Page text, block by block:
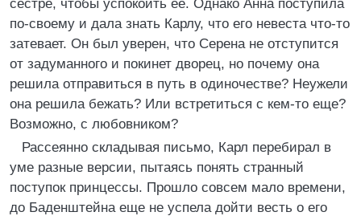
сестре, чтобы успокоить ее. Однако Анна поступила
по-своему и дала знать Карлу, что его невеста что-то
затевает. Он был уверен, что Серена не отступится
от задуманного и покинет дворец, но почему она
решила отправиться в путь в одиночестве? Неужели
она решила бежать? Или встретиться с кем-то еще?
Возможно, с любовником?
Рассеянно складывая письмо, Карл перебирал в
уме разные версии, пытаясь понять странный
поступок принцессы. Прошло совсем мало времени,
до Баденштейна еще не успела дойти весть о его